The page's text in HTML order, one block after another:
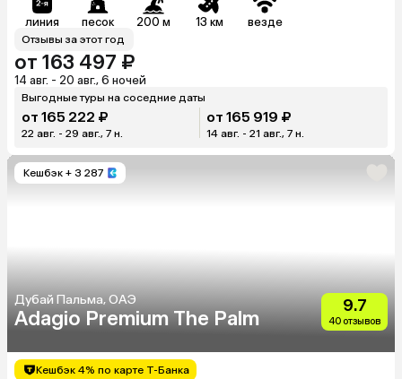
линия песок 200 м 13 км везде
Отзывы за этот год
от 163 497 ₽
14 авг. - 20 авг., 6 ночей
Выгодные туры на соседние даты
от 165 222 ₽
22 авг. - 29 авг., 7 н.
от 165 919 ₽
14 авг. - 21 авг., 7 н.
Кешбэк + 3 287
Дубай Пальма, ОАЭ
Adagio Premium The Palm
9.7
40 отзывов
Кешбэк 4% по карте Т-Банка